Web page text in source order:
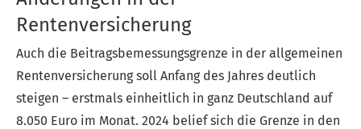
Rentenversicherung
Auch die Beitragsbemessungsgrenze in der allgemeinen
Rentenversicherung soll Anfang des Jahres deutlich
steigen – erstmals einheitlich in ganz Deutschland auf
8.050 Euro im Monat. 2024 belief sich die Grenze in den